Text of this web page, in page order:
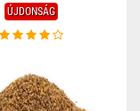
ÚJDONSÁG